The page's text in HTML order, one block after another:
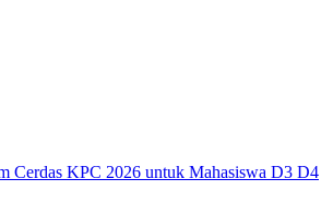
Cerdas KPC 2026 untuk Mahasiswa D3 D4